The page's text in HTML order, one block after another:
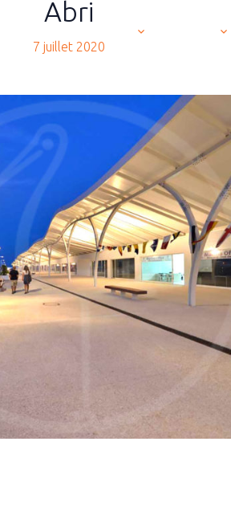
Abri
7 juillet 2020